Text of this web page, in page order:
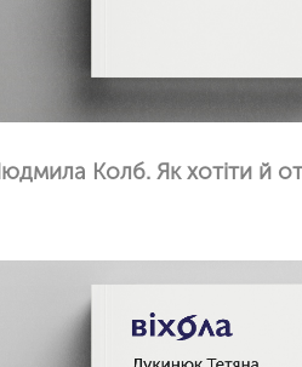
Колб. Як хотіти й